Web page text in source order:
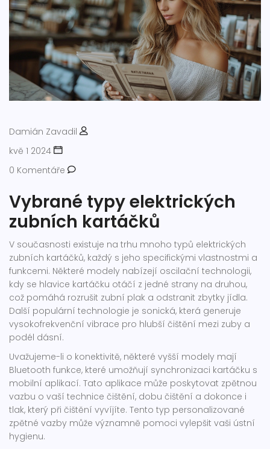
Damián Zavadil
kvě 1 2024
0 Komentáře
Vybrané typy elektrických
zubních kartáčků
V současnosti existuje na trhu mnoho typů elektrických
zubních kartáčků, každý s jeho specifickými vlastnostmi a
funkcemi. Některé modely nabízejí oscilační technologii,
kdy se hlavice kartáčku otáčí z jedné strany na druhou,
což pomáhá rozrušit zubní plak a odstranit zbytky jídla.
Další populární technologie je sonická, která generuje
vysokofrekvenční vibrace pro hlubší čištění mezi zuby a
podél dásní.
Uvažujeme-li o konektivitě, některé vyšší modely mají
Bluetooth funkce, které umožňují synchronizaci kartáčku s
mobilní aplikací. Tato aplikace může poskytovat zpětnou
vazbu o vaší technice čištění, dobu čištění a dokonce i
tlak, který při čištění vyvíjíte. Tento typ personalizované
zpětné vazby může významně pomoci vylepšit vaši ústní
hygienu.